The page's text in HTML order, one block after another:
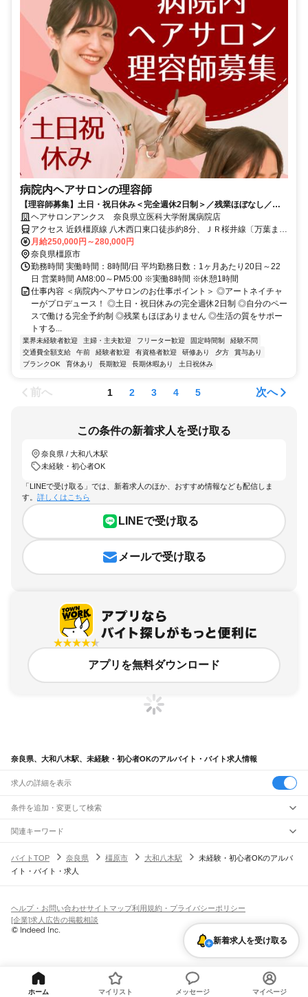
病院内ヘアサロンの理容師
【理容師募集】土日・祝日休み＜完全週休2日制＞／残業ほぼなし／完
全予約制／サロン業務＆医療用ウィッグのお仕事／ブランクがある方・
ウィッグ未経験の方も研修とOJTで安心です！
ヘアサロンアンクス 奈良県立医科大学附属病院店
アクセス 近鉄橿原線 八木西口東口徒歩約8分、ＪＲ桜井線〔万葉まほ
ろば線〕/ＪＲ和歌山線 畝傍徒歩約9分、近鉄橿原線 大和八木南口徒
歩約13分
月給250,000円～280,000円
奈良県橿原市
勤務時間 実働時間：8時間/日 平均勤務日数：1ヶ月あたり20日～22
日 営業時間 AM8:00～PM5:00 ※実働8時間 ※休憩1時間
仕事内容 ＜病院内ヘアサロンのお仕事ポイント＞ ◎アートネイチャ
ーがプロデュース！ ◎土日・祝日休みの完全週休2日制 ◎自分のペー
スで働ける完全予約制 ◎残業もほぼありません ◎生活の質をサポー
トする...
業界未経験者歓迎 主婦・主夫歓迎 フリーター歓迎 固定時間制
経験不問
交通費全額支給
午前 経験者歓迎 有資格者歓迎 研修あり 夕方
賞与あり
ブランクOK
育休あり 長期歓迎 長期休暇あり 土日祝休み
前へ 1 2 3 4 5 次へ
この条件の新着求人を受け取る
奈良県 / 大和八木駅
未経験・初心者OK
「LINEで受け取る」では、新着求人のほか、おすすめ情報なども配信しま
す。 詳しくはこちら
LINEで受け取る
メールで受け取る
アプリを無料ダウンロード
奈良県、大和八木駅、未経験・初心者OKのアルバイト・バイト求人情報
求人の詳細を表示
条件を追加・変更して検索
市区町村を追加・変更
奈良県すべて
奈良市 大和高田市
駅を追加・変更
奈良線
平城山駅奈良駅
高田駅大和新庄駅
掖上駅
万葉まほろば線
奈良駅京終駅 櫟本駅 天理駅 柳本駅 巻向駅三輪駅 香久山駅
職種を追加・変更
飲食・フードサービスすべて
ホールスタッフキッチンスタッフ
パン屋（ベーカリー）
バー（BAR）・バーテンダー
飲食店（店長・マネージャー）
営業テレフォンアポインター（テレアポ） ルートセールス
フードカウンター販売員
アパレル
家電量販店・携帯販売（携帯ショップ）
人気
日払いOK高校生歓迎 髪型・髪色自由
留学生・外国人活躍中
シフト
土日祝のみOK
平日のみOK 週1日からOK 週2・3日からOK
週4日以上OK
雇用形態を追加・変更
派遣社員
業務委託
関連キーワード
バイトTOP
奈良県 橿原市 大和八木駅
未経験・初心者OKのアルバ
イト・バイト・求人
新着求人を受け取る
ヘルプ・お問い合わせサイトマップ利用規約・プライバシーポリシー
[企業]求人広告の掲載相談
ホーム マイリスト メッセージ マイページ